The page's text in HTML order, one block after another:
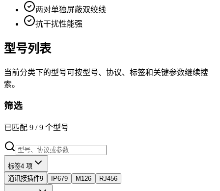
两对单独屏蔽双绞线
抗干扰性能强
型号列表
当前分类下的型号可按型号、协议、标签和关键参数继续搜
索。
筛选
已匹配 9 /9 个型号
标签4 项
通讯接插件9 IP679 M126 RJ456